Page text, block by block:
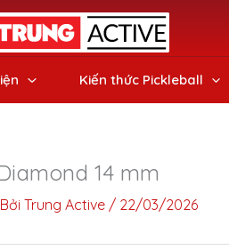
Kiến thức Pickleball
14 mm
Trung Active / 22/03/2026